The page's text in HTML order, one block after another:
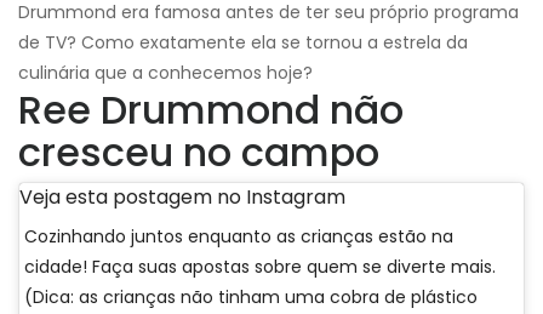
Drummond era famosa antes de ter seu próprio programa
de TV? Como exatamente ela se tornou a estrela da
culinária que a conhecemos hoje?
Ree Drummond não
cresceu no campo
Veja esta postagem no Instagram
Cozinhando juntos enquanto as crianças estão na
cidade! Faça suas apostas sobre quem se diverte mais.
(Dica: as crianças não tinham uma cobra de plástico